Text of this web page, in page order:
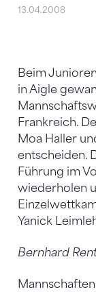
13.04.2008
Beim
in Aigle
Frankreich.
Moa Haller
entscheiden.
Führung im
wiederholen
Yanick
Bernhard